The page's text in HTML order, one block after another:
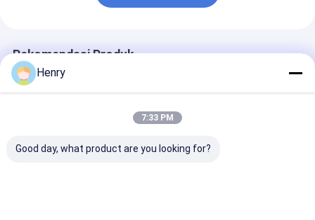
Rekomendasi Produk
Henry
7:33 PM
Good day, what product are you looking for?